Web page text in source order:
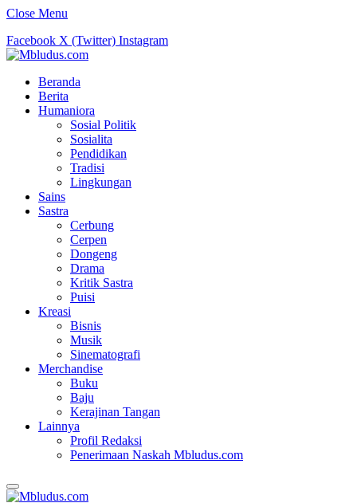
Close Menu
Facebook X (Twitter) Instagram
Beranda
Berita
Humaniora
Sosial Politik
Sosialita
Pendidikan
Tradisi
Lingkungan
Sains
Sastra
Cerbung
Cerpen
Dongeng
Drama
Kritik Sastra
Puisi
Kreasi
Bisnis
Musik
Sinematografi
Merchandise
Buku
Baju
Kerajinan Tangan
Lainnya
Profil Redaksi
Penerimaan Naskah Mbludus.com